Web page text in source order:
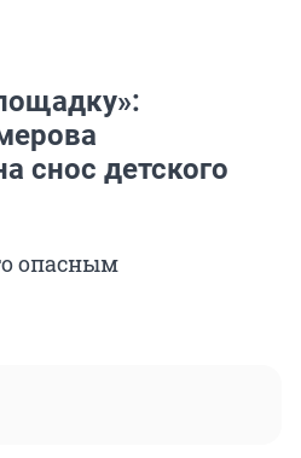
снос детского
опасным